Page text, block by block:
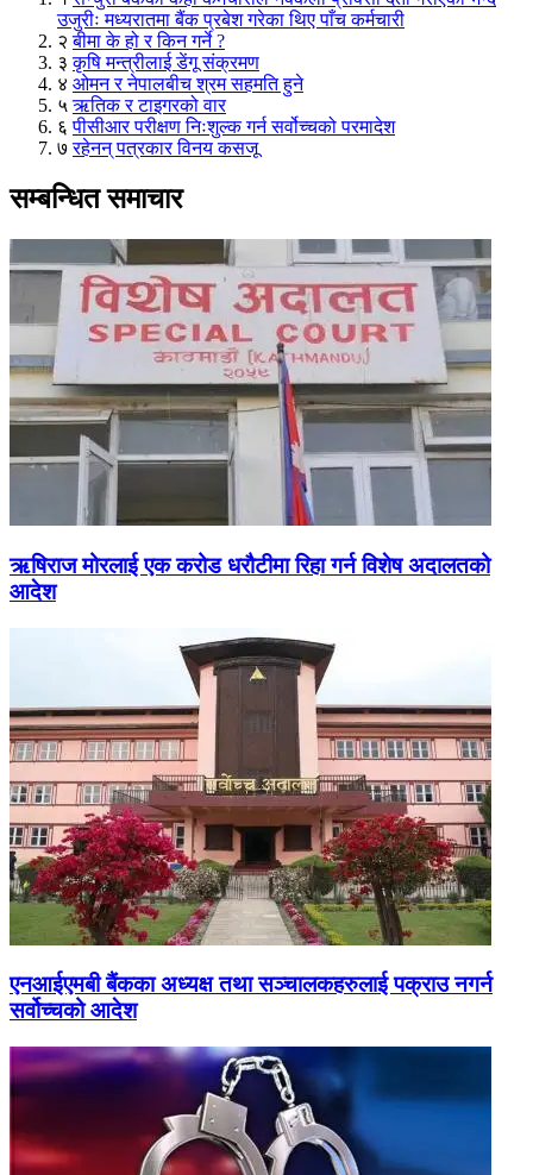
उजुरीः मध्यरातमा बैंक प्रबेश गरेका थिए पाँच कर्मचारी
२ बीमा के हो र किन गर्ने ?
३ कृषि मन्त्रीलाई डेंगू संक्रमण
४ ओमन र नेपालबीच श्रम सहमति हुने
५ ऋतिक र टाइगरको वार
६ पीसीआर परीक्षण निःशुल्क गर्न सर्वोच्चको परमादेश
७ रहेनन् पत्रकार विनय कसजू
सम्बन्धित समाचार
ऋषिराज मोरलाई एक करोड धरौटीमा रिहा गर्न विशेष अदालतको
आदेश
एनआईएमबी बैंकका अध्यक्ष तथा सञ्चालकहरुलाई पक्राउ नगर्न
सर्वोच्चको आदेश